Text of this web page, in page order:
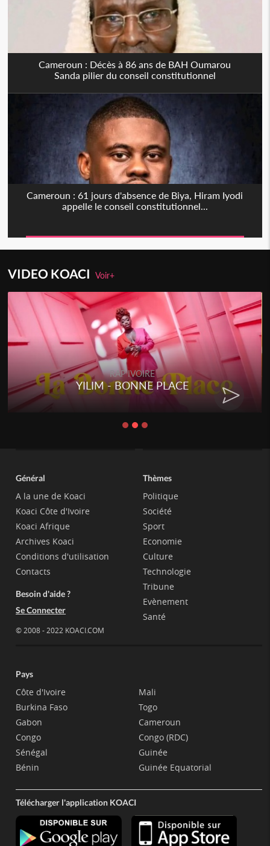
Cameroun : Décès à 86 ans de BAH Oumarou
Sanda pilier du conseil constitutionnel
Cameroun : 61 jours d'absence de Biya, Hiram Iyodi
appelle le conseil constitutionnel...
VIDEO KOACIVoir+
RAP IVOIRE
YILIM - BONNE PLACE
Général
A la une de Koaci
Koaci Côte d'Ivoire
Koaci Afrique
Archives Koaci
Conditions d'utilisation
Contacts
Besoin d'aide ?
Se Connecter
© 2008 - 2022 KOACI.COM
Thèmes
Politique
Société
Sport
Economie
Culture
Technologie
Tribune
Evènement
Santé
Pays
Côte d'Ivoire
Burkina Faso
Gabon
Congo
Sénégal
Bénin
Mali
Togo
Cameroun
Congo (RDC)
Guinée
Guinée Equatorial
Télécharger l'application KOACI